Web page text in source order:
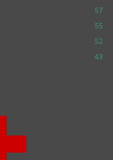
57
55
52
43